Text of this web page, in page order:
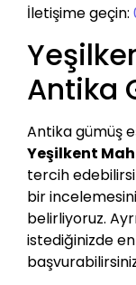
İletişime geçin:
Antika
Antika gümüş
Yeşilkent
tercih
bir
belirliyoruz.
istediğinizde